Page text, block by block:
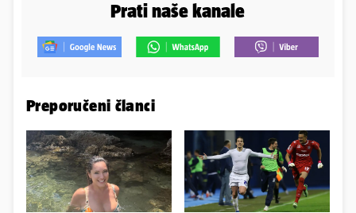
Prati naše kanale
Preporučeni članci